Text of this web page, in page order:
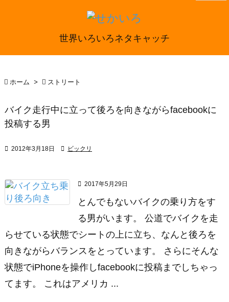
世界いろいろネタキャッチ
 ホーム >  ストリート
バイク走行中に立って後ろを向きながらfacebookに
投稿する男
 2012年3月18日  ビックリ
 2017年5月29日
とんでもないバイクの乗り方をす
る男がいます。 公道でバイクを走
らせている状態でシートの上に立ち、なんと後ろを
向きながらバランスをとっています。 さらにそんな
状態でiPhoneを操作しfacebookに投稿までしちゃっ
てます。 これはアメリカ ...